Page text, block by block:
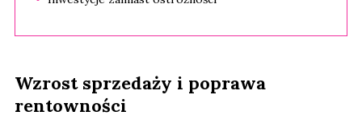
Wzrost sprzedaży i poprawa
rentowności